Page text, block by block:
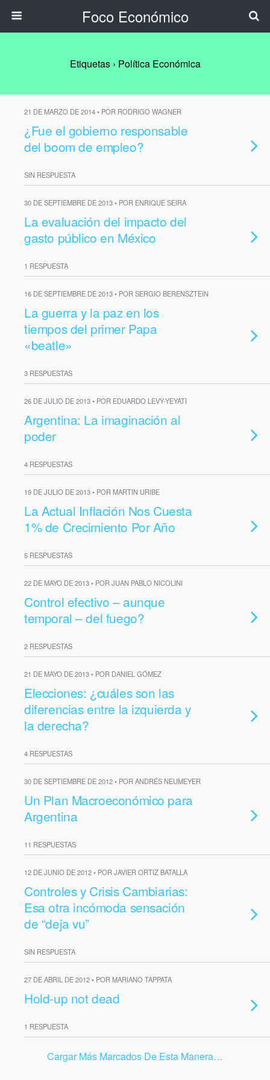
Foco Económico
Etiquetas › Política Económica
21 DE MARZO DE 2014 • POR RODRIGO WAGNER
¿Fue el gobierno responsable
del boom de empleo?
SIN RESPUESTA
30 DE SEPTIEMBRE DE 2013 • POR ENRIQUE SEIRA
La evaluación del impacto del
gasto público en México
1 RESPUESTA
16 DE SEPTIEMBRE DE 2013 • POR SERGIO BERENSZTEIN
La guerra y la paz en los
tiempos del primer Papa
«beatle»
3 RESPUESTAS
26 DE JULIO DE 2013 • POR EDUARDO LEVY-YEYATI
Argentina: La imaginación al
poder
4 RESPUESTAS
19 DE JULIO DE 2013 • POR MARTIN URIBE
La Actual Inflación Nos Cuesta
1% de Crecimiento Por Año
5 RESPUESTAS
22 DE MAYO DE 2013 • POR JUAN PABLO NICOLINI
Control efectivo – aunque
temporal – del fuego?
2 RESPUESTAS
21 DE MAYO DE 2013 • POR DANIEL GÓMEZ
Elecciones: ¿cuáles son las
diferencias entre la izquierda y
la derecha?
4 RESPUESTAS
30 DE SEPTIEMBRE DE 2012 • POR ANDRÉS NEUMEYER
Un Plan Macroeconómico para
Argentina
11 RESPUESTAS
12 DE JUNIO DE 2012 • POR JAVIER ORTIZ BATALLA
Controles y Crisis Cambiarias:
Esa otra incómoda sensación
de “deja vu”
SIN RESPUESTA
27 DE ABRIL DE 2012 • POR MARIANO TAPPATA
Hold-up not dead
1 RESPUESTA
Cargar Más Marcados De Esta Manera…